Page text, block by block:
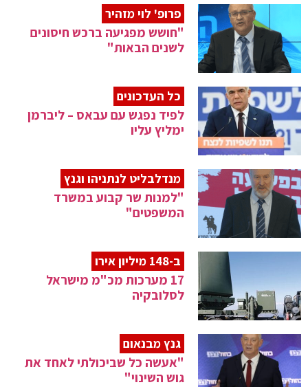
פרופ' לוי מזהיר
"חושש מפגיעה ברכש חיסונים
לשנים הבאות"
כל העדכונים
לפיד נפגש עם עבאס – ליברמן
ימליץ עליו
מנדלבליט לנתניהו וגנץ
"למנות שר קבוע במשרד
המשפטים"
ב-148 מיליון אירו
17 מערכות מכ"מ מישראל
לסלובקיה
גנץ מבנאום
"אעשה כל שביכולתי לאחד את
גוש השינוי"